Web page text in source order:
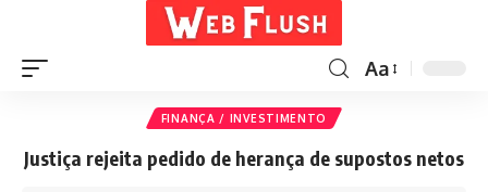
Aa
FINANÇA / INVESTIMENTO
Justiça rejeita pedido de herança de supostos netos